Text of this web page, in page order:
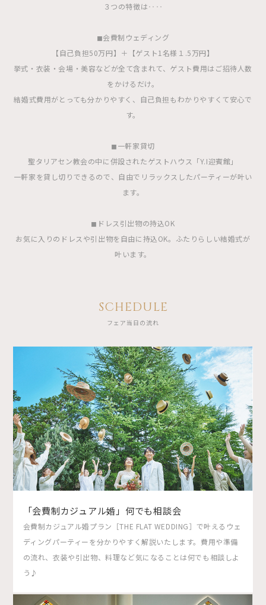
３つの特徴は‥‥
◼︎会費制ウェディング
【自己負担50万円】＋【ゲスト1名様１.5万円】
挙式・衣装・会場・美容などが全て含まれて、ゲスト費用はご招待人数
をかけるだけ。
結婚式費用がとっても分かりやすく、自己負担もわかりやすくて安心で
す。
◼︎一軒家貸切
聖タリアセン教会の中に併設されたゲストハウス「Y.I迎賓館」
一軒家を貸し切りできるので、自由でリラックスしたパーティーが叶い
ます。
◼︎ドレス引出物の持込OK
お気に入りのドレスや引出物を自由に持込OK。ふたりらしい結婚式が
叶います。
SCHEDULE
フェア当日の流れ
「会費制カジュアル婚」何でも相談会
会費制カジュアル婚プラン［THE FLAT WEDDING］で叶えるウェ
ディングパーティーを分かりやすく解説いたします。費用や準備
の流れ、衣装や引出物、料理など気になることは何でも相談しよ
う♪